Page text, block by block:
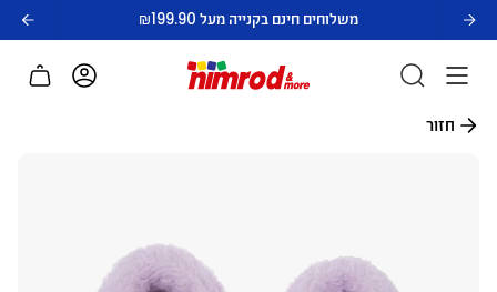
לתוכן
משלוחים חינם בקנייה מעל ₪199.90
חשבון
חזור